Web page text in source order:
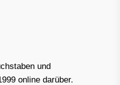
und
online darüber.